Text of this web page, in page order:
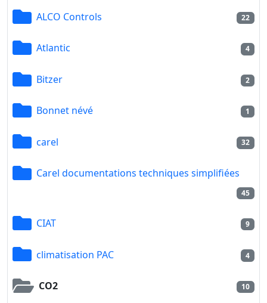
ALCO Controls 22
Atlantic 4
Bitzer 2
Bonnet névé 1
carel 32
Carel documentations techniques simplifiées
45
CIAT 9
climatisation PAC 4
CO2 10